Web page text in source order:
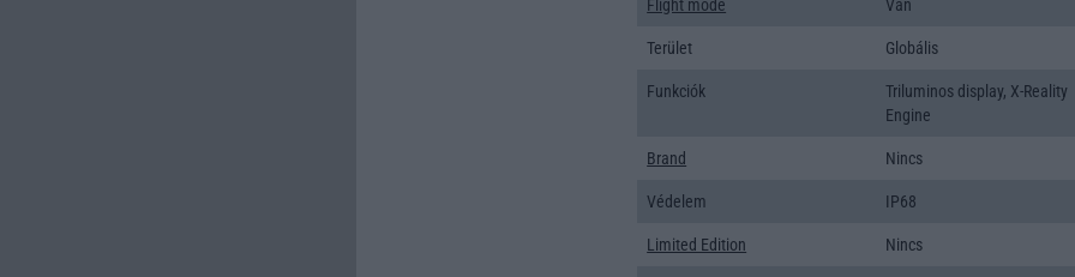
Flight mode Van
Terület Globális
Funkciók
Triluminos display, X-Reality
Engine
Brand Nincs
Védelem IP68
Limited Edition Nincs